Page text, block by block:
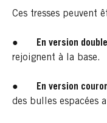
Ces tresses peuvent
● En version double
rejoignent à la base.
● En version
des bulles espacées